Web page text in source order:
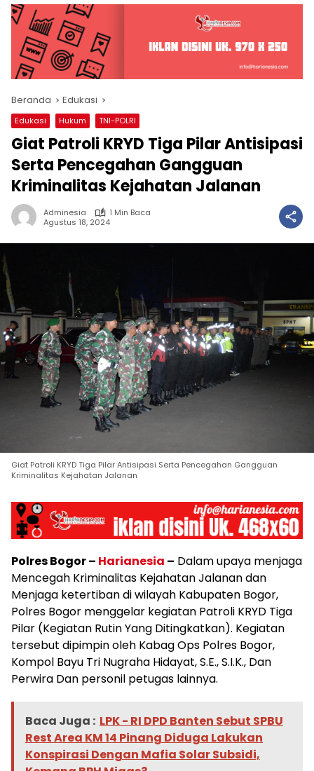
Beranda Edukasi
Edukasi Hukum TNI-POLRI
Giat Patroli KRYD Tiga Pilar Antisipasi
Serta Pencegahan Gangguan
Kriminalitas Kejahatan Jalanan
Adminesia
1 Min Baca
Agustus 18, 2024
Giat Patroli KRYD Tiga Pilar Antisipasi Serta Pencegahan Gangguan
Kriminalitas Kejahatan Jalanan
Polres Bogor – Harianesia – Dalam upaya menjaga
Mencegah Kriminalitas Kejahatan Jalanan dan
Menjaga ketertiban di wilayah Kabupaten Bogor,
Polres Bogor menggelar kegiatan Patroli KRYD Tiga
Pilar (Kegiatan Rutin Yang Ditingkatkan). Kegiatan
tersebut dipimpin oleh Kabag Ops Polres Bogor,
Kompol Bayu Tri Nugraha Hidayat, S.E., S.I.K., Dan
Perwira Dan personil petugas lainnya.
Baca Juga : LPK - RI DPD Banten Sebut SPBU
Rest Area KM 14 Pinang Diduga Lakukan
Konspirasi Dengan Mafia Solar Subsidi,